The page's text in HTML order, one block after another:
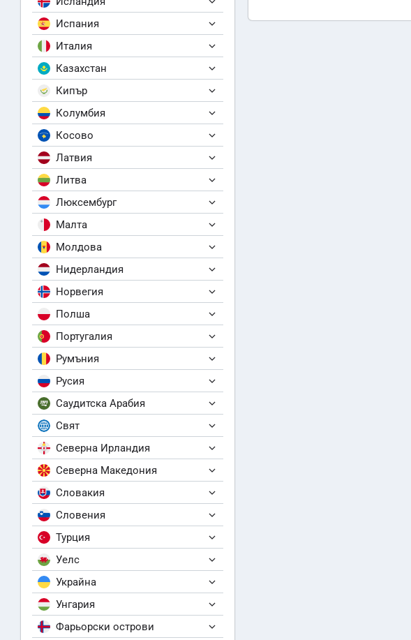
Испания
Италия
Казахстан
Кипър
Колумбия
Косово
Латвия
Литва
Люксембург
Малта
Молдова
Нидерландия
Норвегия
Полша
Португалия
Румъния
Русия
Саудитска Арабия
Свят
Северна Ирландия
Северна Македония
Словакия
Словения
Турция
Уелс
Украйна
Унгария
Фарьорски острови